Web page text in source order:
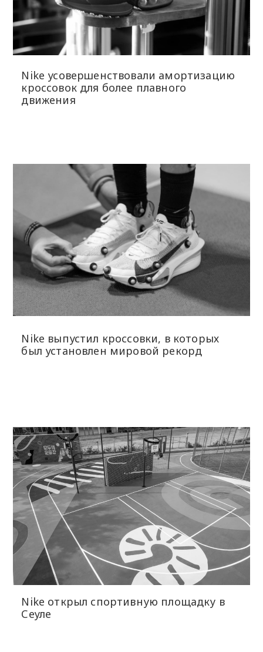
Nike усовершенствовали амортизацию
кроссовок для более плавного
движения
Nike выпустил кроссовки, в которых
был установлен мировой рекорд
Nike открыл спортивную площадку в
Сеуле